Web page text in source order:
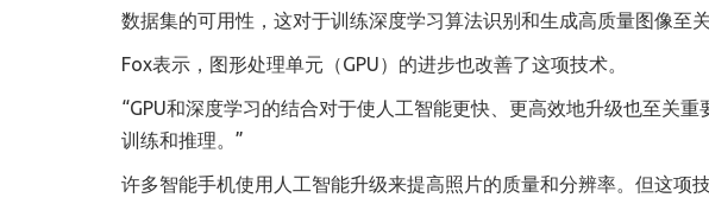
数据集的可用性，这对于训练深度学习算法识别和生成高质量图像至
Fox表示，图形处理单元（GPU）的进步也改善了这项技术。
“GPU和深度学习的结合对于使人工智能更快、更高效地升级也至关
训练和推理。”
许多智能手机使用人工智能升级来提高照片的质量和分辨率。但这项